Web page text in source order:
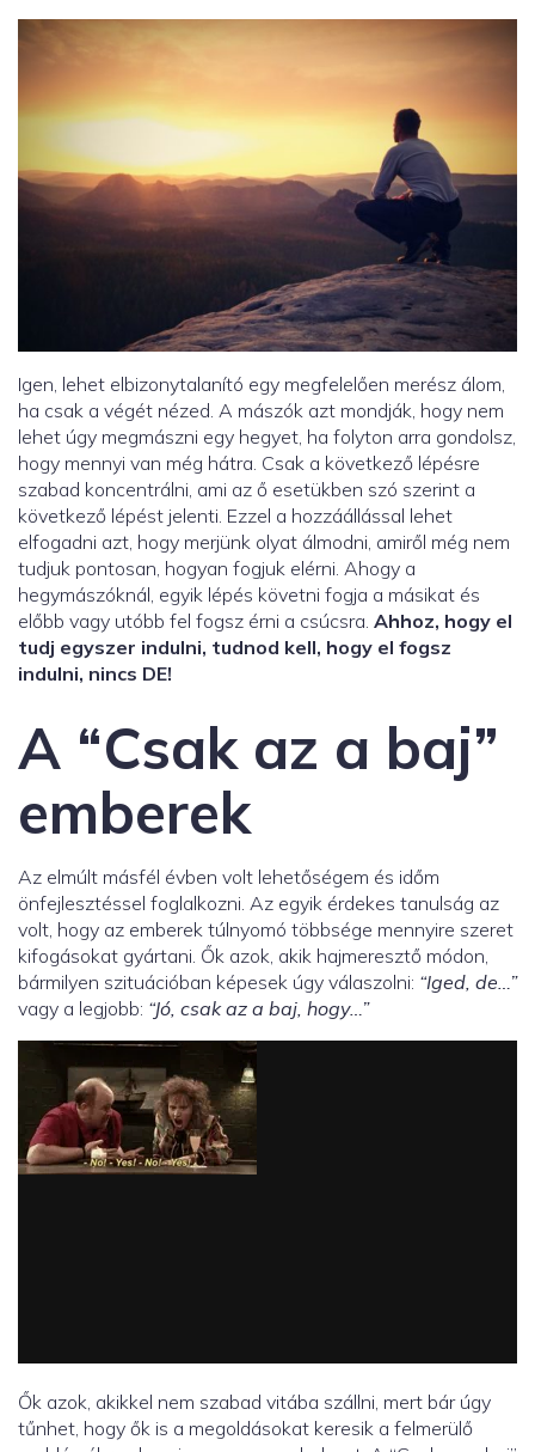
Igen, lehet elbizonytalanító egy megfelelően merész álom,
ha csak a végét nézed. A mászók azt mondják, hogy nem
lehet úgy megmászni egy hegyet, ha folyton arra gondolsz,
hogy mennyi van még hátra. Csak a következő lépésre
szabad koncentrálni, ami az ő esetükben szó szerint a
következő lépést jelenti. Ezzel a hozzáállással lehet
elfogadni azt, hogy merjünk olyat álmodni, amiről még nem
tudjuk pontosan, hogyan fogjuk elérni. Ahogy a
hegymászóknál, egyik lépés követni fogja a másikat és
előbb vagy utóbb fel fogsz érni a csúcsra. Ahhoz, hogy el
tudj egyszer indulni, tudnod kell, hogy el fogsz
indulni, nincs DE!
A “Csak az a baj”
emberek
Az elmúlt másfél évben volt lehetőségem és időm
önfejlesztéssel foglalkozni. Az egyik érdekes tanulság az
volt, hogy az emberek túlnyomó többsége mennyire szeret
kifogásokat gyártani. Ők azok, akik hajmeresztő módon,
bármilyen szituációban képesek úgy válaszolni: “Iged, de…”
vagy a legjobb: “Jó, csak az a baj, hogy…”
Ők azok, akikkel nem szabad vitába szállni, mert bár úgy
tűnhet, hogy ők is a megoldásokat keresik a felmerülő